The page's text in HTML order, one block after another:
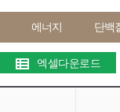
에너지 단백
엑셀다운로드